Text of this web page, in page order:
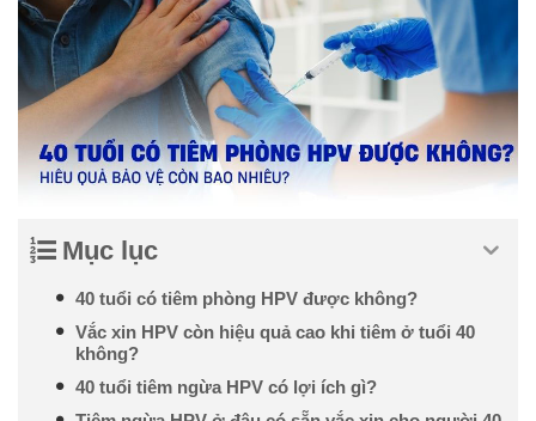
Mục lục
40 tuổi có tiêm phòng HPV được không?
Vắc xin HPV còn hiệu quả cao khi tiêm ở tuổi 40
không?
40 tuổi tiêm ngừa HPV có lợi ích gì?